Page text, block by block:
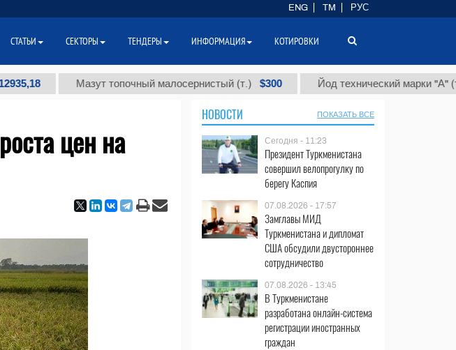
Мазут топочный малосернистый (т.) $300 Йод технический марки "А" (т.)
цен на
НОВОСТИ ПОКАЗАТЬ ВСЕ
Сегодня - 11:23
Президент Туркменистана
совершил велопрогулку по
берегу Каспия
07.08.2026 - 17:57
Замглавы МИД
Туркменистана и дипломат
США обсудили двустороннее
сотрудничество
07.08.2026 - 13:45
В Туркменистане
разработана онлайн-система
регистрации иностранных
граждан
ENG TM РУС
СТАТЬИ СЕКТОРЫ ТЕНДЕРЫ ИНФОРМАЦИЯ КОТИРОВКИ